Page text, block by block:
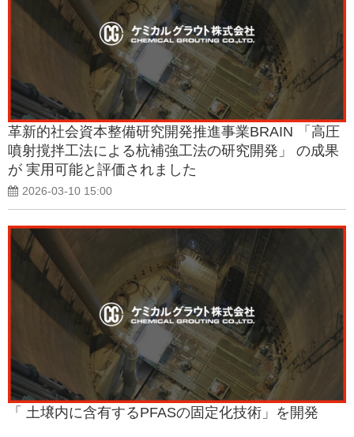
革新的社会資本整備研究開発推進事業BRAIN 「高圧
噴射撹拌工法による杭補強工法の研究開発」 の成果
が 実用可能と評価されました
2026-03-10 15:00
「 土壌内に含有するPFASの固定化技術」を開発